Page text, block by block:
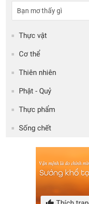
Thực vật
Cơ thể
Thiên nhiên
Phật - Quỷ
Thực phẩm
Sống chết